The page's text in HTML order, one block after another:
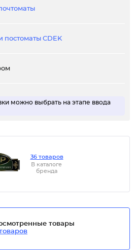
постоматы CDEK
можно выбрать на этапе ввода
36 товаров
В каталоге
бренда
товары